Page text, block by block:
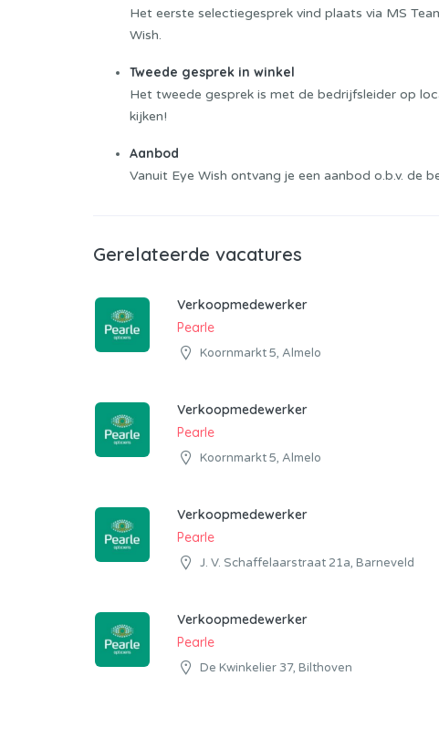
Het eerste selectiegesprek vind plaats via MS
Wish.
Tweede gesprek in winkel
Het tweede gesprek is met de bedrijfsleider op
kijken!
Aanbod
Vanuit Eye Wish ontvang je een aanbod o.b.v. de
Gerelateerde vacatures
Verkoopmedewerker
Pearle
Koornmarkt 5, Almelo
Verkoopmedewerker
Pearle
Koornmarkt 5, Almelo
Verkoopmedewerker
Pearle
J. V. Schaffelaarstraat 21a, Barneveld
Verkoopmedewerker
Pearle
De Kwinkelier 37, Bilthoven